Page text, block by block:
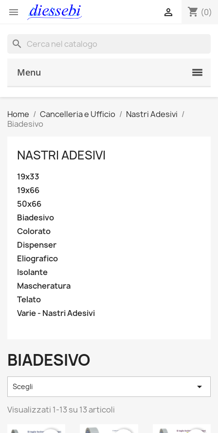
 shopping_cart (0)

search
Menu
Home Cancelleria e Ufficio
Nastri Adesivi
Biadesivo
NASTRI ADESIVI
19x33
19x66
50x66
Biadesivo
Colorato
Dispenser
Eliografico
Isolante
Mascheratura
Telato
Varie - Nastri Adesivi
BIADESIVO
Scegli 
Visualizzati 1-13 su 13 articoli